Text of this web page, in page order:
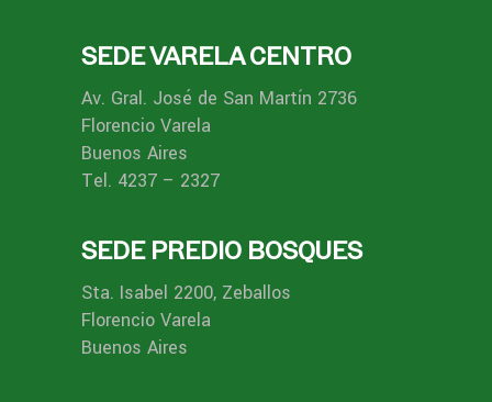
SEDE VARELA CENTRO
Av. Gral. José de San Martín 2736
Florencio Varela
Buenos Aires
Tel. 4237 – 2327
SEDE PREDIO BOSQUES
Sta. Isabel 2200, Zeballos
Florencio Varela
Buenos Aires